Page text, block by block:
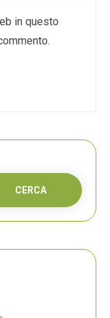
in questo
CERCA